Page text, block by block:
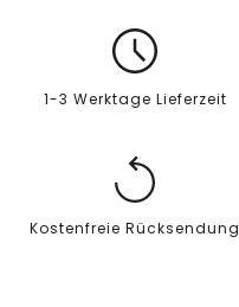
1-3 Werktage Lieferzeit
Kostenfreie Rücksendung